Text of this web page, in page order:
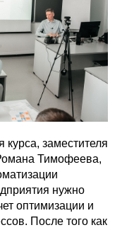
заместителя
Тимофеева,
нужно
оптимизации и
После того как